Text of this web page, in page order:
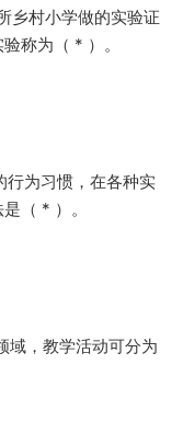
乡村小学做的实验证
称为（ * ）。
行为习惯，在各种实
（ * ）。
域，教学活动可分为